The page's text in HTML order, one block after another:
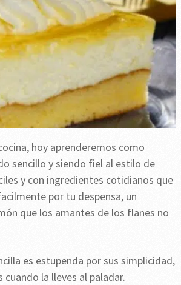
hoy aprenderemos como
sencillo y siendo fiel al estilo de
y con ingredientes cotidianos que
por tu despensa, un
que los amantes de los flanes no
es estupenda por sus simplicidad,
la lleves al paladar.